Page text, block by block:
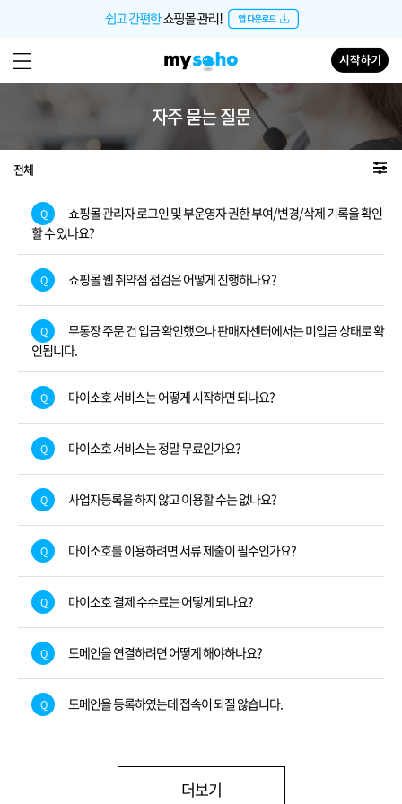
자주 묻는 질문
전체
Q
쇼핑몰 관리자 로그인 및 부운영자 권한 부여/변경/삭제 기록을 확인
할 수 있나요?
Q 쇼핑몰 웹 취약점 점검은 어떻게 진행하나요?
Q
무통장 주문 건 입금 확인했으나 판매자센터에서는 미입금 상태로 확
인됩니다.
Q 마이소호 서비스는 어떻게 시작하면 되나요?
Q 마이소호 서비스는 정말 무료인가요?
Q 사업자등록을 하지 않고 이용할 수는 없나요?
Q 마이소호를 이용하려면 서류 제출이 필수인가요?
Q 마이소호 결제 수수료는 어떻게 되나요?
Q 도메인을 연결하려면 어떻게 해야하나요?
Q 도메인을 등록하였는데 접속이 되질 않습니다.
더보기